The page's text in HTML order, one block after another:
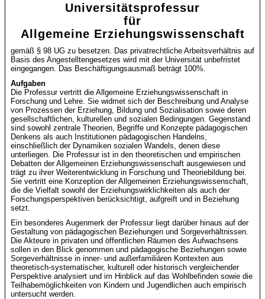
Universitätsprofessur
für
Allgemeine Erziehungswissenschaft
gemäß § 98 UG zu besetzen. Das privatrechtliche Arbeitsverhältnis auf
Basis des Angestelltengesetzes wird mit der Universität unbefristet
eingegangen. Das Beschäftigungsausmaß beträgt 100%.
Aufgaben
Die Professur vertritt die Allgemeine Erziehungswissenschaft in
Forschung und Lehre. Sie widmet sich der Beschreibung und Analyse
von Prozessen der Erziehung, Bildung und Sozialisation sowie deren
gesellschaftlichen, kulturellen und sozialen Bedingungen. Gegenstand
sind sowohl zentrale Theorien, Begriffe und Konzepte pädagogischen
Denkens als auch Institutionen pädagogischen Handelns,
einschließlich der Dynamiken sozialen Wandels, denen diese
unterliegen. Die Professur ist in den theoretischen und empirischen
Debatten der Allgemeinen Erziehungswissenschaft ausgewiesen und
trägt zu ihrer Weiterentwicklung in Forschung und Theoriebildung bei.
Sie vertritt eine Konzeption der Allgemeinen Erziehungswissenschaft,
die die Vielfalt sowohl der Erziehungswirklichkeiten als auch der
Forschungsperspektiven berücksichtigt, aufgreift und in Beziehung
setzt.
Ein besonderes Augenmerk der Professur liegt darüber hinaus auf der
Gestaltung von pädagogischen Beziehungen und Sorgeverhältnissen.
Die Akteure in privaten und öffentlichen Räumen des Aufwachsens
sollen in den Blick genommen und pädagogische Beziehungen sowie
Sorgeverhältnisse in inner- und außerfamiliären Kontexten aus
theoretisch-systematischer, kulturell oder historisch vergleichender
Perspektive analysiert und im Hinblick auf das Wohlbefinden sowie die
Teilhabemöglichkeiten von Kindern und Jugendlichen auch empirisch
untersucht werden.